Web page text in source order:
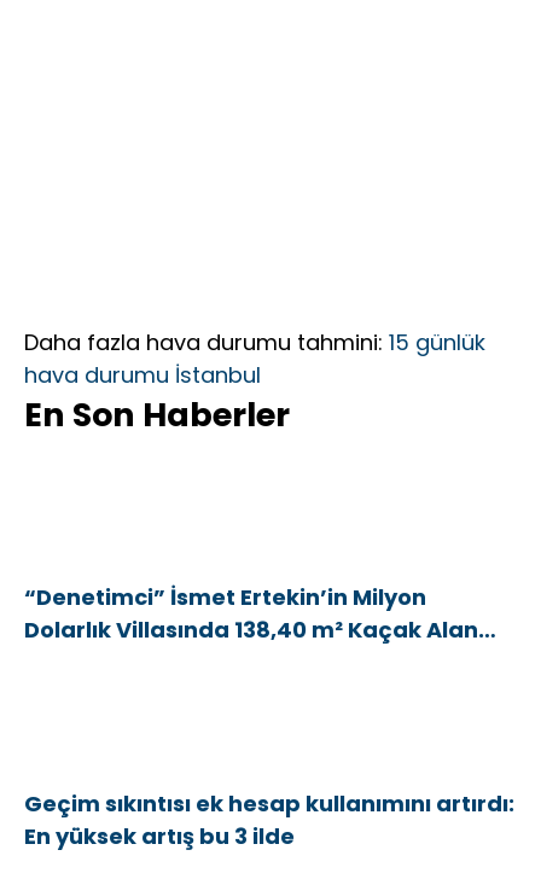
Daha fazla hava durumu tahmini: 15 günlük
hava durumu İstanbul
En Son Haberler
“Denetimci” İsmet Ertekin’in Milyon
Dolarlık Villasında 138,40 m² Kaçak Alan
Geçim sıkıntısı ek hesap kullanımını artırdı:
En yüksek artış bu 3 ilde